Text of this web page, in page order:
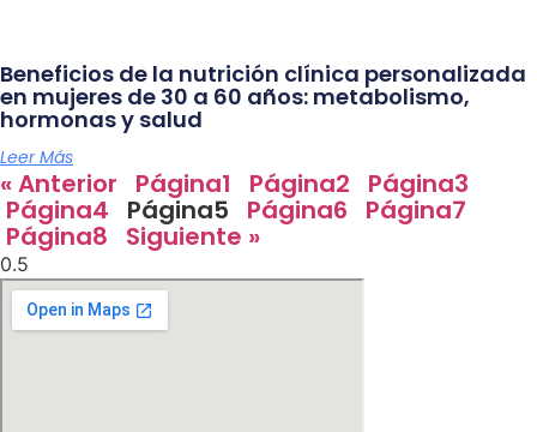
Beneficios de la nutrición clínica personalizada
en mujeres de 30 a 60 años: metabolismo,
hormonas y salud
Leer Más
« Anterior Página1 Página2 Página3
Página4 Página5 Página6 Página7
Página8 Siguiente »